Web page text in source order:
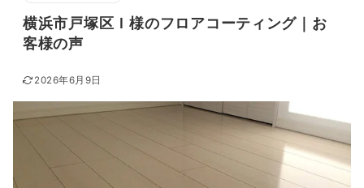
横浜市戸塚区Ｉ様のフロアコーティング｜お
客様の声
2026年6月9日